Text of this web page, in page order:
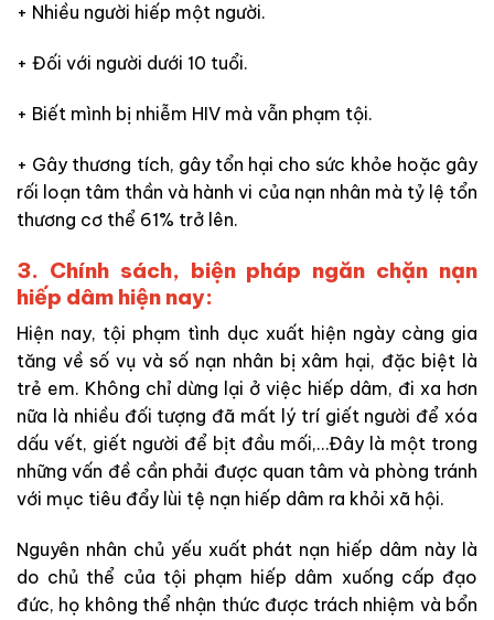
+ Nhiều người hiếp một người.
+ Đối với người dưới 10 tuổi.
+ Biết mình bị nhiễm HIV mà vẫn phạm tội.
+ Gây thương tích, gây tổn hại cho sức khỏe hoặc gây
rối loạn tâm thần và hành vi của nạn nhân mà tỷ lệ tổn
thương cơ thể 61% trở lên.
3. Chính sách, biện pháp ngăn chặn nạn
hiếp dâm hiện nay:
Hiện nay, tội phạm tình dục xuất hiện ngày càng gia
tăng về số vụ và số nạn nhân bị xâm hại, đặc biệt là
trẻ em. Không chỉ dừng lại ở việc hiếp dâm, đi xa hơn
nữa là nhiều đối tượng đã mất lý trí giết người để xóa
dấu vết, giết người để bịt đầu mối,…Đây là một trong
những vấn đề cần phải được quan tâm và phòng tránh
với mục tiêu đẩy lùi tệ nạn hiếp dâm ra khỏi xã hội.
Nguyên nhân chủ yếu xuất phát nạn hiếp dâm này là
do chủ thể của tội phạm hiếp dâm xuống cấp đạo
đức, họ không thể nhận thức được trách nhiệm và bổn